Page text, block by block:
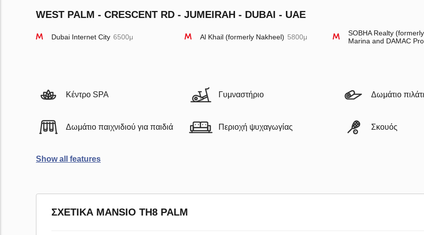
WEST PALM - CRESCENT RD - JUMEIRAH - DUBAI - UAE
Dubai Internet City 6500μ Al Khail (formerly Nakheel) 5800μ
SOBHA Realty
Marina and DAMAC
Κέντρο SPA Γυμναστήριο Δωμάτιο
Δωμάτιο παιχνιδιού για παιδιά Περιοχή ψυχαγωγίας Σκουός
Show all features
ΣΧΕΤΙΚΆ MANSIO TH8 PALM